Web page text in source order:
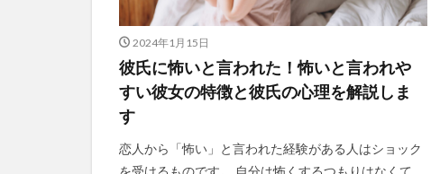
2024年1月15日
彼氏に怖いと言われた！怖いと言われや
すい彼女の特徴と彼氏の心理を解説しま
す
恋人から「怖い」と言われた経験がある人はショック